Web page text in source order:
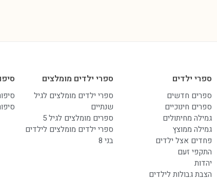
ספרי ילדים
ספרים חדשים
ספרים חינוכיים
גמילה מחיתולים
גמילה ממוצץ
פחדים אצל ילדים
התקפי זעם
יהדות
הצבת גבולות לילדים
ספרי ילדים מומלצים
ספרי ילדים מומלצים לגיל
שנתיים
ספרים מומלצים לגיל 5
ספרי ילדים מומלצים לילדים
בני 8